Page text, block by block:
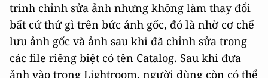
trình chỉnh sửa ảnh nhưng không làm thay đổi
bất cứ thứ gì trên bức ảnh gốc, đó là nhờ cơ chế
lưu ảnh gốc và ảnh sau khi đã chỉnh sửa trong
các file riêng biệt có tên Catalog. Sau khi đưa
ảnh vào trong Lightroom, người dùng còn có thể